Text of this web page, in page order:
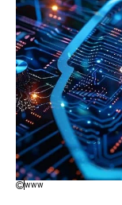
www